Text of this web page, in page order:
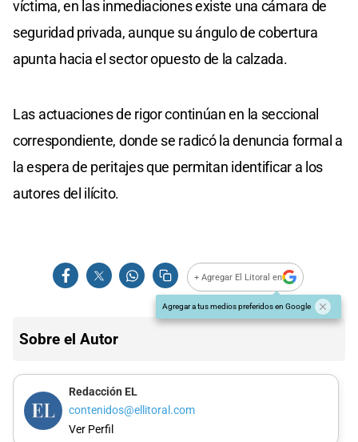
víctima, en las inmediaciones existe una cámara de
seguridad privada, aunque su ángulo de cobertura
apunta hacia el sector opuesto de la calzada.
Las actuaciones de rigor continúan en la seccional
correspondiente, donde se radicó la denuncia formal a
la espera de peritajes que permitan identificar a los
autores del ilícito.
+ Agregar El Litoral en
Agregar a tus medios preferidos en Google
Sobre el Autor
Redacción EL
contenidos@ellitoral.com
Ver Perfil